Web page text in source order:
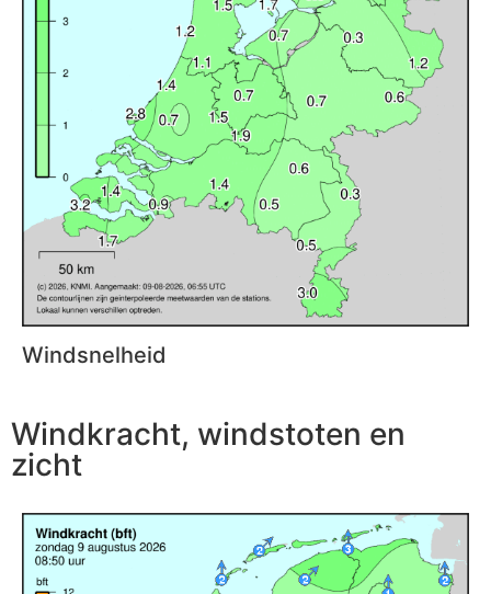
Windsnelheid
Windkracht, windstoten en
zicht